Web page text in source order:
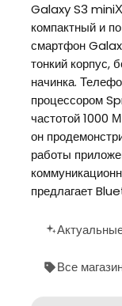
Galaxy S3
компактный и
смартфон
тонкий корпус,
начинка.
процессором
частотой 1000
он
работы
предлагает
Все